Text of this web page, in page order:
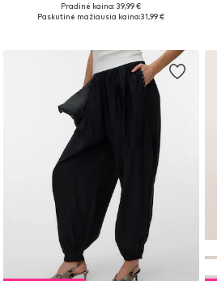
Galimi dydžiai: XS-S, M-L
Pradinė kaina: 39,99 €
Paskutinė mažiausia kaina:31,99 €